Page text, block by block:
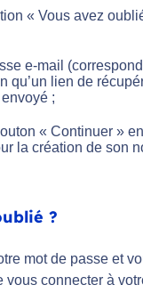
« Vous avez
e-mail
qu’un lien de
;
« Continuer »
la création de son
?
mot de passe et
vous connecter à